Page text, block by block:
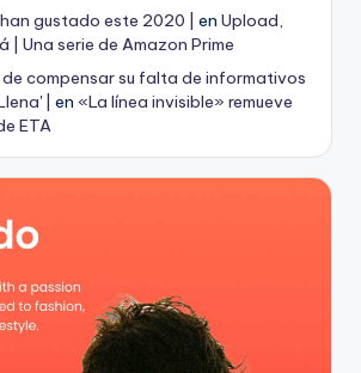
gustado este 2020 |
en Upload,
| Una serie de Amazon Prime
compensar su falta de informativos
| en «La línea invisible» remueve
ETA